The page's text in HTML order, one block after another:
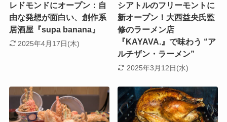
レドモンドにオープン：自
由な発想が面白い、創作系
居酒屋『supa banana』
2025年4月17日(木)
シアトルのフリーモントに
新オープン！大西益央氏監
修のラーメン店
『KAYAVA.』で味わう “ア
ルチザン・ラーメン”
2025年3月12日(水)